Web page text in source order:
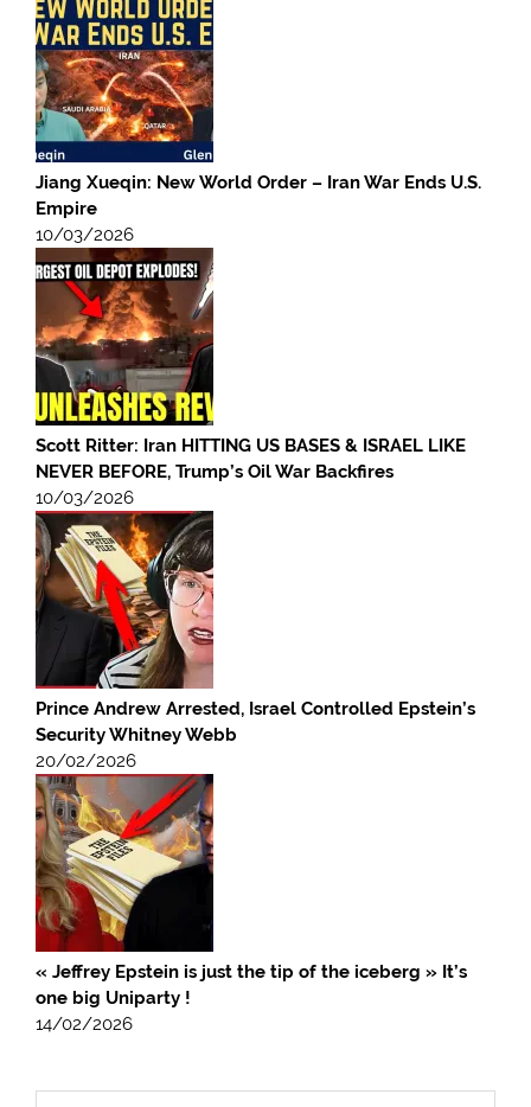
Jiang Xueqin: New World Order – Iran War Ends U.S.
Empire
10/03/2026
Scott Ritter: Iran HITTING US BASES & ISRAEL LIKE
NEVER BEFORE, Trump’s Oil War Backfires
10/03/2026
Prince Andrew Arrested, Israel Controlled Epstein’s
Security Whitney Webb
20/02/2026
« Jeffrey Epstein is just the tip of the iceberg » It’s
one big Uniparty !
14/02/2026